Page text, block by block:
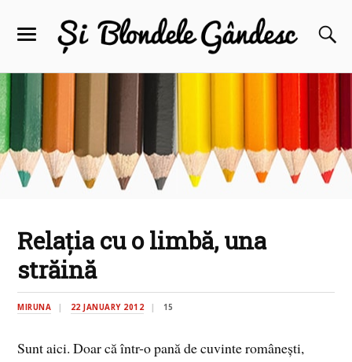
Relaţia cu o limbă, una
străină
MIRUNA 22 JANUARY 2012 15
Sunt aici. Doar că într-o pană de cuvinte româneşti,